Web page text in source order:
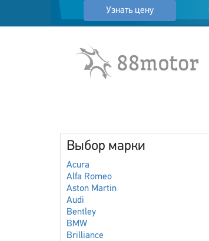
Узнать цену
Выбор марки
Acura
Alfa Romeo
Aston Martin
Audi
Bentley
BMW
Brilliance